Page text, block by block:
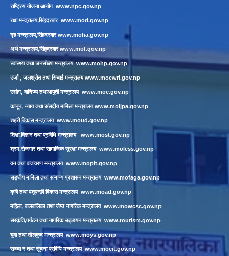
राष्ट्रिय योजना आयोग www.npc.gov.np
रक्षा मन्त्रालय,सिंहदरबार www.mod.gov.np
गृह मन्त्रालय,सिंहदरबारwww.moha.gov.np
अर्थ मन्त्रालय,सिंहदरबारwww.mof.gov.np
स्वास्थ्य तथा जनसंख्या मन्त्रालयwww.mohp.gov.np
उर्जा , जलश्रोत तथा सिचाई मन्त्रालयwww.moewri.gov.np
उद्योग, वाणिज्य तथाआपुर्ती मन्त्रालय www.moc.gov.np
कानून, न्याय तथा संसदीय मामिला मन्त्रालयwww.moljpa.gov.np
शहरी विकास मन्त्रालयwww.moud.gov.np
शिक्षा,विज्ञान तथा प्रविधि मन्त्रालय www.most.gov.np
श्रम,रोजगार तथा सामाजिक सुरक्षा मन्त्रालय www.moless.gov.np
वन तथा वातावरण मन्त्रालय www.mopit.gov.np
सङ्घीय मामिला तथा सामान्य प्रशासन मन्त्रालय www.mofaga.gov.np
कृषि तथा पशुपन्छी विकास मन्त्रालय www.moad.gov.np
महिला, बालबालिका तथा जेष्ठ नागरिक मन्त्रालय www.mowcsc.gov.np
सस्कृंति,पर्यटन तथा नागरिक उड्डयन मन्त्रालय www.tourism.gov.np
युवा तथा खेलकुद मन्त्रालय www.moys.gov.np
सञ्चा र तथा सूचना प्रविधि मन्त्रालय www.mocit.gov.np